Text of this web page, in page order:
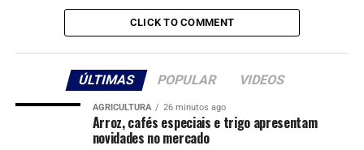
Com base nessas informações, a equipe policial se
deslocou até o estabelecimento que estava anunciando
Campos, em frente ao Shopping Popular. No local, o
proprietário foi flagrado comercializando os produtos
ilícitos.
Inicialmente, o investigado admitiu possuir apenas um
CLICK TO COMMENT
ÚLTIMAS POPULAR VIDEOS
AGRICULTURA 26 minutos ago
Arroz, cafés especiais e trigo apresentam
novidades no mercado